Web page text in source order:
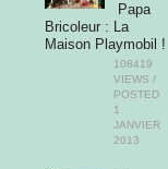
Papa
Bricoleur : La
Maison Playmobil !
108419
VIEWS /
POSTED
1
JANVIER
2013